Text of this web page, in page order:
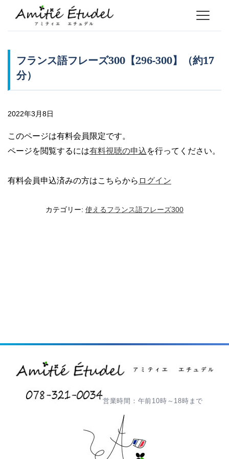
フランス語フレーズ300【296-300】（約17
分）
2022年3月8日
このページは有料会員限定です。
ページを閲覧するには有料視聴の申込を行ってください。
有料会員申込済みの方はこちらから ログイン
カテゴリー: 使えるフランス語フレーズ300
営業時間：午前10時～18時まで